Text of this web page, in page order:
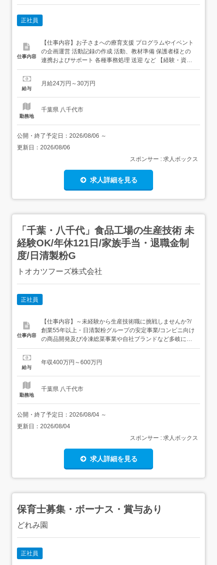
正社員
仕事内容
【仕事内容】お子さまへの療育支援 プログラムやイベント
の企画運営 活動記録の作成 活動、教材準備 保護者様との
連携およびサポート 各種事務処理 送迎 など 【経験・資
格】<応募要件>「児童指導員任用資格」に該当する下記い
神保健福祉士幼稚園教諭教員免許(小中高)児童指導員任用
給与
月給24万円～30万円
勤務地
千葉県 八千代市
公開・終了予定日： 2026/08/06 ～
更新日： 2026/08/06
スポンサー : 求人ボックス
求人詳細を見る
「千葉・八千代」食品工場の生産技術 未
経験OK/年休121日/家族手当・退職金制
度/日清製粉G
トオカツフーズ株式会社
正社員
仕事内容
【仕事内容】～未経験から生産技術職に挑戦しませんか?/
創業55年以上・日清製粉グループの安定事業/コンビニ向け
の商品開発及び冷凍総菜事業や自社ブランドなど多岐にわ
たる事業展開/30代前半での管理職登用有/高卒可/基本曜日
ドイッチ・惣菜・麺類などの調理済食品や冷凍食品を製
給与
年収400万円～600万円
勤務地
千葉県 八千代市
公開・終了予定日： 2026/08/04 ～
更新日： 2026/08/04
スポンサー : 求人ボックス
求人詳細を見る
保育士募集・ボーナス・賞与あり
どれみ園
正社員